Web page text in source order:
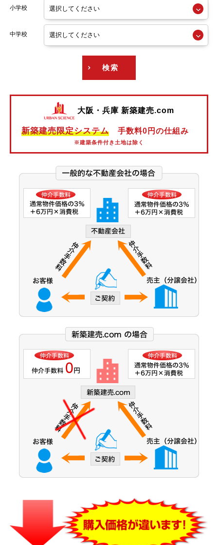
阪急今津線
阪急甲陽線
阪急千里線
阪神本線
阪神なんば線
北大阪急行電鉄
能勢電鉄
大阪市営谷町線
大阪市営中央線
大阪モノレール線
大阪モノレール彩都線
大阪市営今里筋線
小学校
中学校
検索
大阪・兵庫 新築建売.com
新築建売限定システム 手数料0円の仕組み
※建築条件付き土地は除く